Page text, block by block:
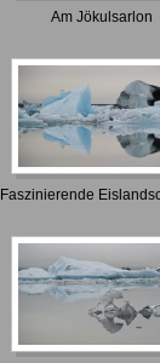
Am Jökulsarlon
Faszinierende